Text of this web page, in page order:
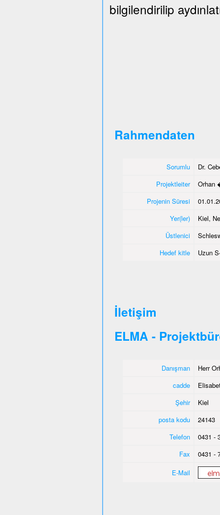
bilgilendirilip
Rahmendaten
Sorumlu
Dr.
Projektleiter
Orhan
Projenin Süresi
Yer(ler)
Kiel,
Üstlenici
Hedef kitle
Uzun
İletişim
ELMA -
Danışman
Herr
cadde
Şehir
Kiel
posta kodu
24143
Telefon
0431 -
Fax
0431 -
E-Mail